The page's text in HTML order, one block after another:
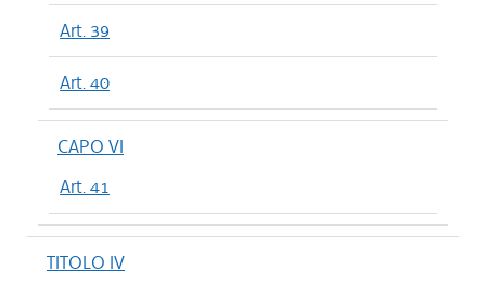
Art. 39
Art. 40
CAPO VI
Art. 41
TITOLO IV